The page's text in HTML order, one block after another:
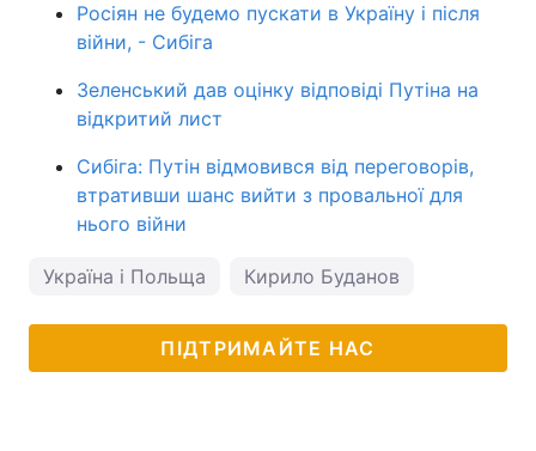
Росіян не будемо пускати в Україну і після
війни, - Сибіга
Зеленський дав оцінку відповіді Путіна на
відкритий лист
Сибіга: Путін відмовився від переговорів,
втративши шанс вийти з провальної для
нього війни
Україна і Польща Кирило Буданов
ПІДТРИМАЙТЕ НАС